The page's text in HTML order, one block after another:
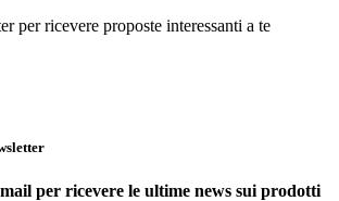
per ricevere proposte interessanti a te
per ricevere le ultime news sui prodotti